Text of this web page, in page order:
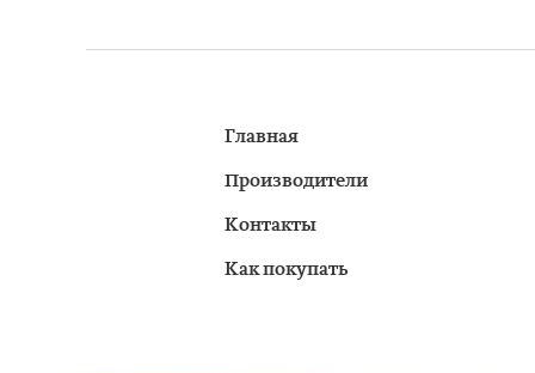
Главная
Производители
Контакты
Как покупать